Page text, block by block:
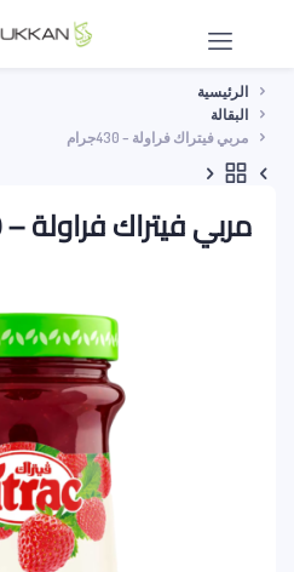
الرئيسية
البقالة
مربي فيتراك فراولة – 430جرام
مربي فيتراك فراولة – 430جرام